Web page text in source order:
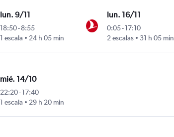
lun. 9/11
18:50-8:55
1 escala
24 h 05 min
lun. 16/11
0:05-17:10
2 escalas
31 h 05 min
mié. 14/10
22:20-17:40
1 escala
29 h 20 min